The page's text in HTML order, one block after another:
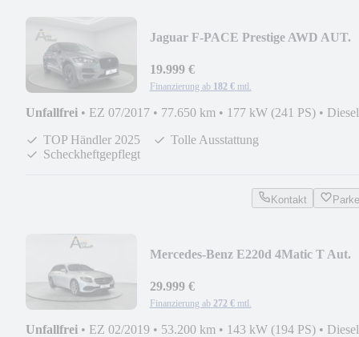
Jaguar F-PACE Prestige AWD AUT.
19.999 €
Finanzierung ab 182 € mtl.
Unfallfrei • EZ 07/2017 • 77.650 km • 177 kW (241 PS) • Diesel
TOP Händler 2025
Tolle Ausstattung
Scheckheftgepflegt
Kontakt
Mercedes-Benz E220d 4Matic T Aut.
29.999 €
Finanzierung ab 272 € mtl.
Unfallfrei • EZ 02/2019 • 53.200 km • 143 kW (194 PS) • Diesel